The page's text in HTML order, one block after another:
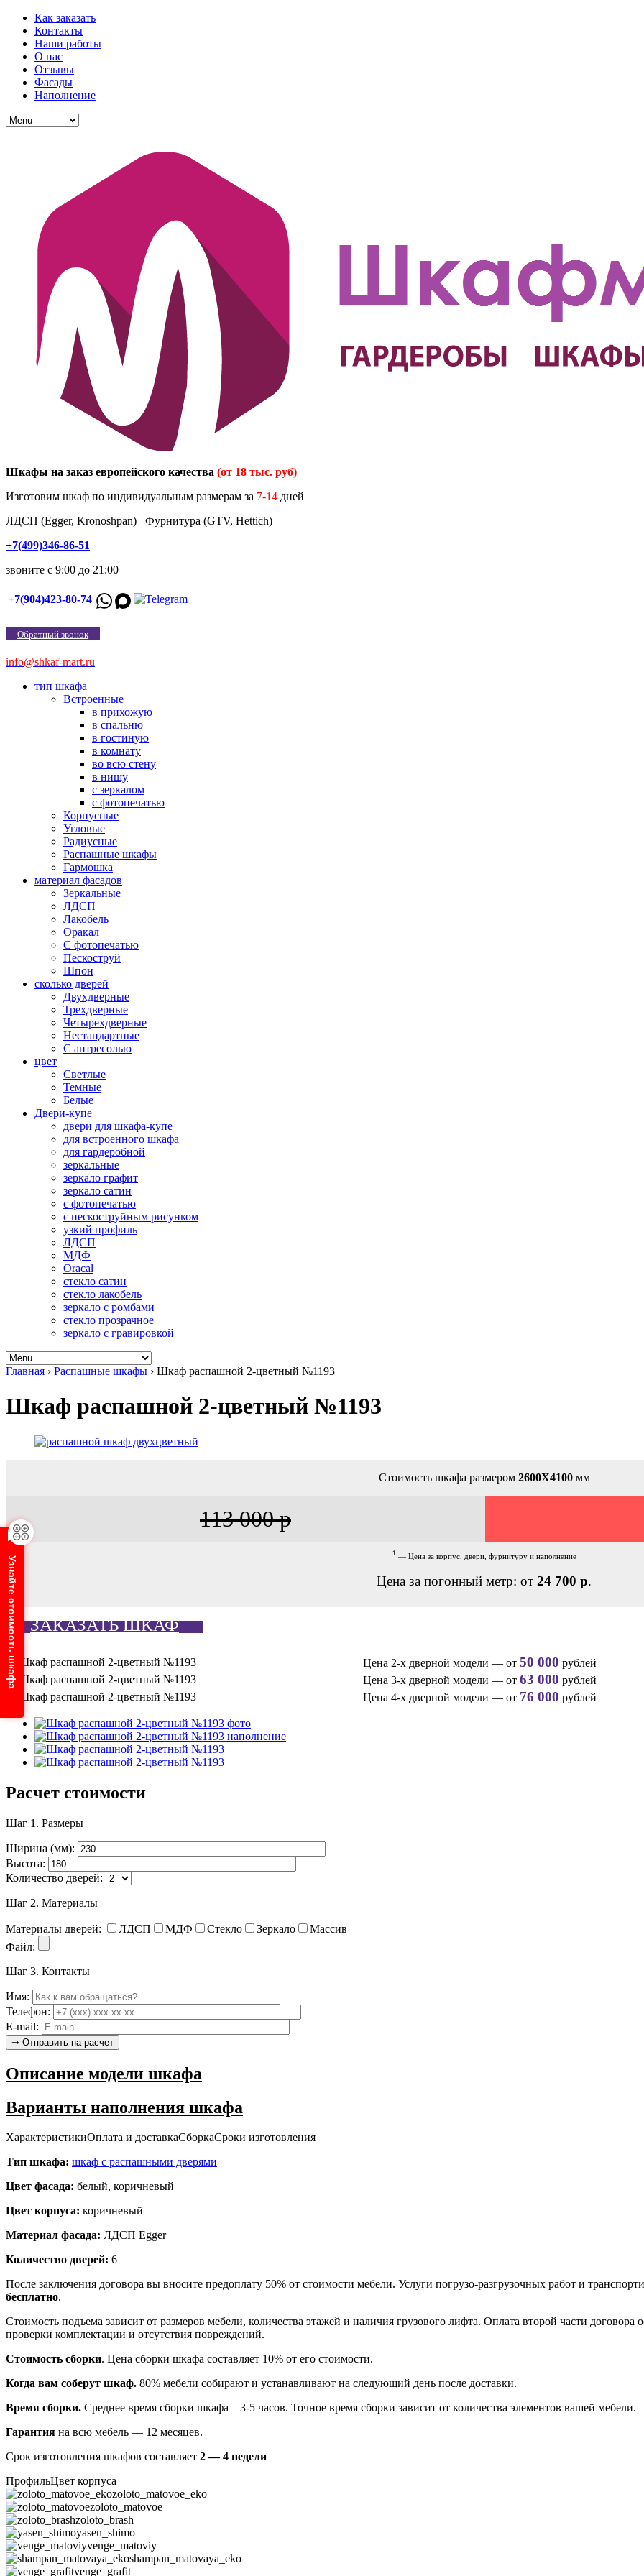
Как заказать
Контакты
Наши работы
О нас
Отзывы
Фасады
Наполнение
Шкафы на заказ европейского качества (от 18 тыс. руб)
Изготовим шкаф по индивидуальным размерам за 7-14 дней
ЛДСП (Egger, Kronoshpan) Фурнитура (GTV, Hettich)
+7(499)346-86-51
звоните с 9:00 до 21:00
+7(904)423-80-74
Обратный звонок
info@shkaf-mart.ru
тип шкафа
Встроенные
в прихожую
в спальню
в гостиную
в комнату
во всю стену
в нишу
с зеркалом
с фотопечатью
Корпусные
Угловые
Радиусные
Распашные шкафы
Гармошка
материал фасадов
Зеркальные
ЛДСП
Лакобель
Оракал
С фотопечатью
Пескоструй
Шпон
сколько дверей
Двухдверные
Трехдверные
Четырехдверные
Нестандартные
С антресолью
цвет
Светлые
Темные
Белые
Двери-купе
двери для шкафа-купе
для встроенного шкафа
для гардеробной
зеркальные
зеркало графит
зеркало сатин
с фотопечатью
с пескоструйным рисунком
узкий профиль
ЛДСП
МДФ
Oracal
стекло сатин
стекло лакобель
зеркало с ромбами
стекло прозрачное
зеркало с гравировкой
Главная › Распашные шкафы › Шкаф распашной 2-цветный №1193
Шкаф распашной 2-цветный №1193
Стоимость шкафа размером 2600Х4100мм
113 000 р
1 — Цена за корпус, двери, фурнитуру и наполнение
Цена за погонный метр: от 24 700 р.
ЗАКАЗАТЬ ШКАФ
Цена 2-х дверной модели — от 50 000 рублей
Цена 3-х дверной модели — от 63 000 рублей
Цена 4-х дверной модели — от 76 000 рублей
Расчет стоимости
Шаг 1. Размеры
Ширина (мм):
Высота:
Количество дверей:
Шаг 2. Материалы
Материалы дверей: ЛДСП МДФ Стекло Зеркало
Массив
Файл:
Шаг 3. Контакты
Имя:
Телефон:
E-mail:
Описание модели шкафа
Варианты наполнения шкафа
ХарактеристикиОплата и доставкаСборкаСроки изготовления
Тип шкафа: шкаф с распашными дверями
Цвет фасада: белый, коричневый
Цвет корпуса: коричневый
Материал фасада: ЛДСП Egger
Количество дверей: 6
После заключения договора вы вносите предоплату 50% от стоимости мебели. Услуги погрузо-разгрузочных работ и
бесплатно.
Стоимость подъема зависит от размеров мебели, количества этажей и наличия грузового лифта. Оплата второй части договора
проверки комплектации и отсутствия повреждений.
Стоимость сборки. Цена сборки шкафа составляет 10% от его стоимости.
Когда вам соберут шкаф. 80% мебели собирают и устанавливают на следующий день после доставки.
Время сборки. Среднее время сборки шкафа – 3-5 часов. Точное время сборки зависит от количества элементов вашей мебели.
Гарантия на всю мебель — 12 месяцев.
Срок изготовления шкафов составляет 2 — 4 недели
ПрофильЦвет корпуса
zoloto_matovoe_eko
zoloto_matovoe
zoloto_brash
yasen_shimo
venge_matoviy
shampan_matovaya_eko
venge_grafit
Узнайте стоимость шкафа